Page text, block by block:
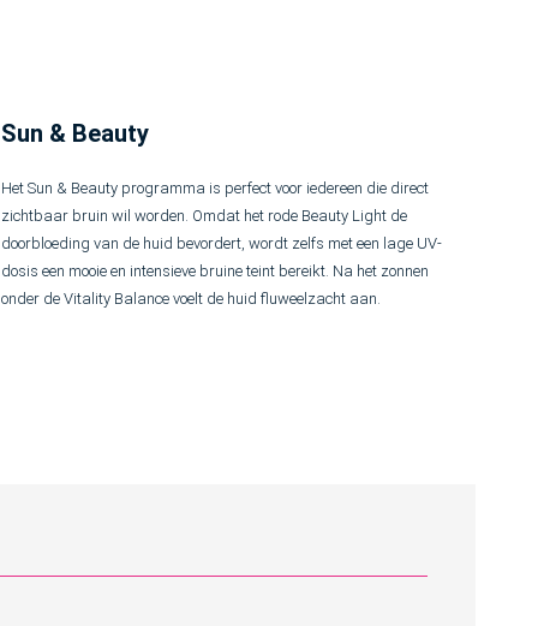
Sun & Beauty
Het Sun & Beauty programma is perfect voor iedereen die direct
zichtbaar bruin wil worden. Omdat het rode Beauty Light de
doorbloeding van de huid bevordert, wordt zelfs met een lage UV-
dosis een mooie en intensieve bruine teint bereikt. Na het zonnen
onder de Vitality Balance voelt de huid fluweelzacht aan.